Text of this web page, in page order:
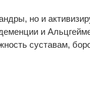
но и
и
суставам,